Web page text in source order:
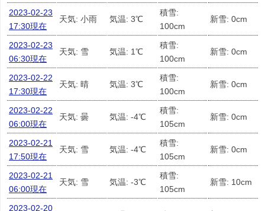
2023-02-23
17:30現在
天気: 小雨 気温: 3℃
積雪:
100cm
新雪: 0cm
2023-02-23
06:30現在
天気: 雪 気温: 1℃
積雪:
100cm
新雪: 0cm
2023-02-22
17:30現在
天気: 晴 気温: 3℃
積雪:
100cm
新雪: 0cm
2023-02-22
06:00現在
天気: 曇 気温: -4℃
積雪:
105cm
新雪: 0cm
2023-02-21
17:50現在
天気: 雪 気温: -4℃
積雪:
105cm
新雪: 0cm
2023-02-21
06:00現在
天気: 雪 気温: -3℃
積雪:
105cm
新雪: 10cm
2023-02-20